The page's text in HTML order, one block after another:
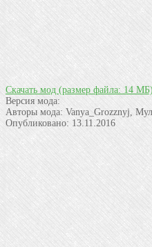
Скачать мод (размер файла: 14 МБ)
Версия мода:
Авторы мода: Vanya_Grozznyj,
Опубликовано: 13.11.2016